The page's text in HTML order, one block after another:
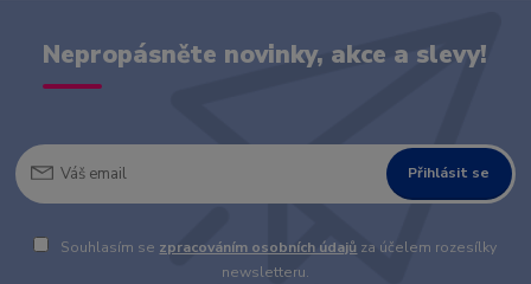
Nepropásněte novinky, akce a slevy!
Přihlásit se
Souhlasím se zpracováním osobních údajů za účelem rozesílky
newsletteru.